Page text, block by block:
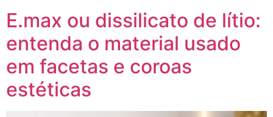
E.max ou dissilicato de lítio:
entenda o material usado
em facetas e coroas
estéticas